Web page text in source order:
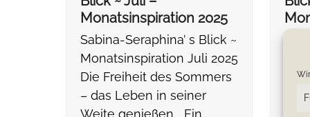
Monatsinspiration 2025
Sabina-Seraphina’ s Blick ~
Monatsinspiration Juli 2025
Die Freiheit des Sommers
– das Leben in seiner
Weite genießen Ein…